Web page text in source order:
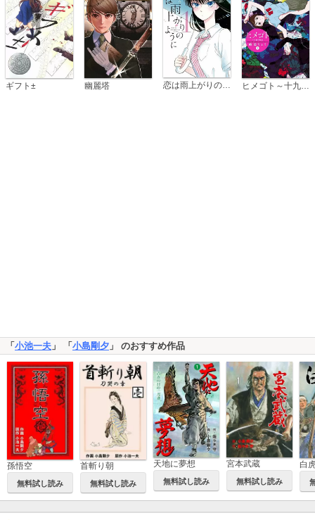
ギフト± 幽麗塔 恋は雨上がりのように
「 小池一夫 」 「 小島剛夕 」 のおすすめ作品
孫悟空
無料試し読み
首斬り朝
無料試し読み
天地に夢想
無料試し読み
宮本武蔵
無料試し読み
白